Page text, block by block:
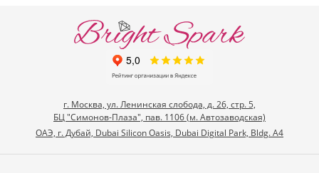
г. Москва, ул. Ленинская слобода, д. 26, стр. 5,
БЦ "Симонов-Плаза", пав. 1106 (м. Автозаводская)
ОАЭ, г. Дубай, Dubai Silicon Oasis, Dubai Digital Park, Bldg. A4